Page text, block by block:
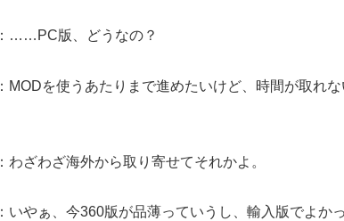
：……PC版、どうなの？
：MODを使うあたりまで進めたいけど、時間が取れ
：わざわざ海外から取り寄せてそれかよ。
：いやぁ、今360版が品薄っていうし、輸入版でよ